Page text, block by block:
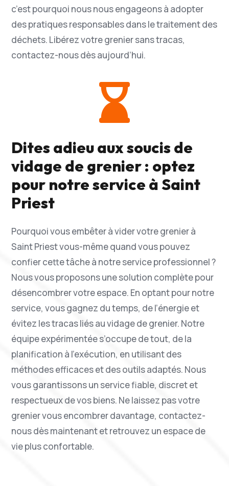
c’est pourquoi nous nous engageons à adopter
des pratiques responsables dans le traitement des
déchets. Libérez votre grenier sans tracas,
contactez-nous dès aujourd’hui.

Dites adieu aux soucis de
vidage de grenier : optez
pour notre service à Saint
Priest
Pourquoi vous embêter à vider votre grenier à
Saint Priest vous-même quand vous pouvez
confier cette tâche à notre service professionnel ?
Nous vous proposons une solution complète pour
désencombrer votre espace. En optant pour notre
service, vous gagnez du temps, de l’énergie et
évitez les tracas liés au vidage de grenier. Notre
équipe expérimentée s’occupe de tout, de la
planification à l’exécution, en utilisant des
méthodes efficaces et des outils adaptés. Nous
vous garantissons un service fiable, discret et
respectueux de vos biens. Ne laissez pas votre
grenier vous encombrer davantage, contactez-
nous dès maintenant et retrouvez un espace de
vie plus confortable.